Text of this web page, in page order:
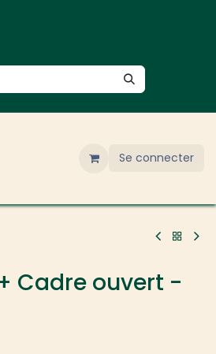
Se connecter
Cadre ouvert -